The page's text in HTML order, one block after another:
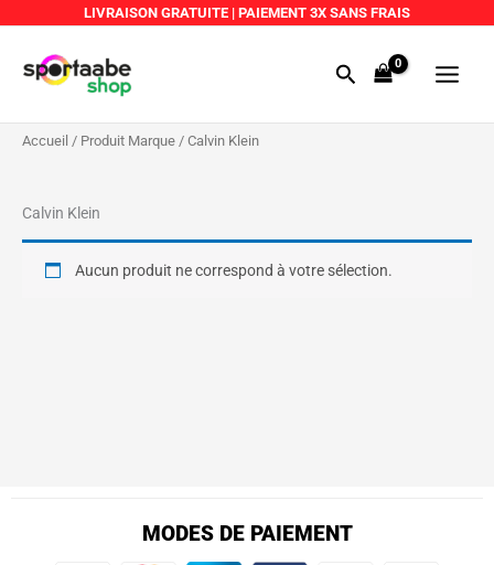
contenu
LIVRAISON GRATUITE | PAIEMENT 3X SANS FRAIS
RechercherMenu
Accueil / Produit Marque / Calvin Klein
Calvin Klein
Aucun produit ne correspond à votre sélection.
MODES DE PAIEMENT